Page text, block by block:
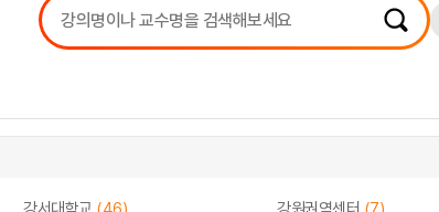
수강확인증강의